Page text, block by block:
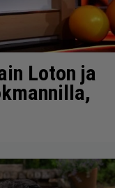
Loton ja